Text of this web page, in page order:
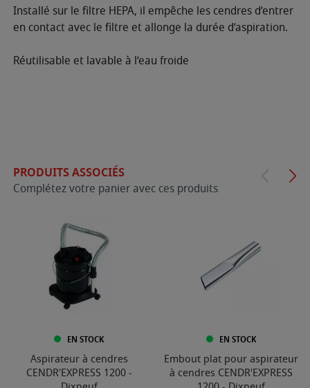
Installé sur le filtre HEPA, il empêche les cendres d’entrer
en contact avec le filtre et allonge la durée d’aspiration.
Réutilisable et lavable à l’eau froide
PRODUITS ASSOCIÉS
Complétez votre panier avec ces produits
EN STOCK
Aspirateur à cendres
CENDR'EXPRESS 1200 -
EN STOCK
Embout plat pour aspirateur
à cendres CENDR'EXPRESS